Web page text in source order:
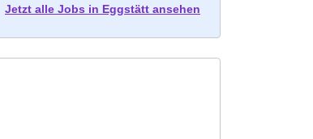
Jetzt alle Jobs in Eggstätt ansehen